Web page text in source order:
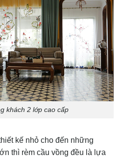
khách 2 lớp cao cấp
kế nhỏ cho đến những
thì rèm cầu vồng đều là lựa